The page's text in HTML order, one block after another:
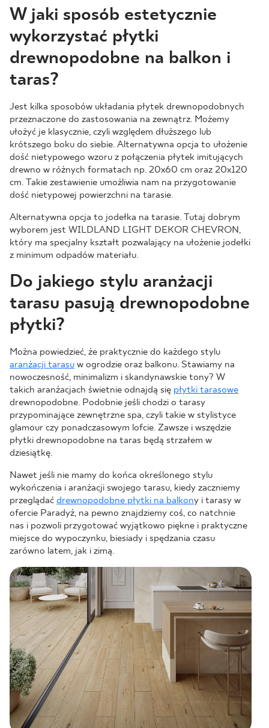
W jaki sposób estetycznie
wykorzystać płytki
drewnopodobne na balkon i
taras?
Jest kilka sposobów układania płytek drewnopodobnych
przeznaczone do zastosowania na zewnątrz. Możemy
ułożyć je klasycznie, czyli względem dłuższego lub
krótszego boku do siebie. Alternatywna opcja to ułożenie
dość nietypowego wzoru z połączenia płytek imitujących
drewno w różnych formatach np. 20x60 cm oraz 20x120
cm. Takie zestawienie umożliwia nam na przygotowanie
dość nietypowej powierzchni na tarasie.
Alternatywna opcja to jodełka na tarasie. Tutaj dobrym
wyborem jest WILDLAND LIGHT DEKOR CHEVRON,
który ma specjalny kształt pozwalający na ułożenie jodełki
z minimum odpadów materiału.
Do jakiego stylu aranżacji
tarasu pasują drewnopodobne
płytki?
Można powiedzieć, że praktycznie do każdego stylu
aranżacji tarasu w ogrodzie oraz balkonu. Stawiamy na
nowoczesność, minimalizm i skandynawskie tony? W
takich aranżacjach świetnie odnajdą się płytki tarasowe
drewnopodobne. Podobnie jeśli chodzi o tarasy
przypominające zewnętrzne spa, czyli takie w stylistyce
glamour czy ponadczasowym lofcie. Zawsze i wszędzie
płytki drewnopodobne na taras będą strzałem w
dziesiątkę.
Nawet jeśli nie mamy do końca określonego stylu
wykończenia i aranżacji swojego tarasu, kiedy zaczniemy
przeglądać drewnopodobne płytki na balkony i tarasy w
ofercie Paradyż, na pewno znajdziemy coś, co natchnie
nas i pozwoli przygotować wyjątkowo piękne i praktyczne
miejsce do wypoczynku, biesiady i spędzania czasu
zarówno latem, jak i zimą.